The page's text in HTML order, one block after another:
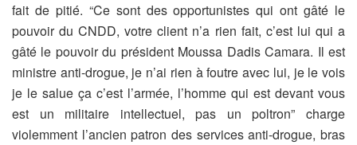
fait de pitié. “Ce sont des opportunistes qui ont gâté le
pouvoir du CNDD, votre client n’a rien fait, c’est lui qui a
gâté le pouvoir du président Moussa Dadis Camara. Il est
ministre anti-drogue, je n’ai rien à foutre avec lui, je le vois
je le salue ça c’est l’armée, l’homme qui est devant vous
est un militaire intellectuel, pas un poltron” charge
violemment l’ancien patron des services anti-drogue, bras